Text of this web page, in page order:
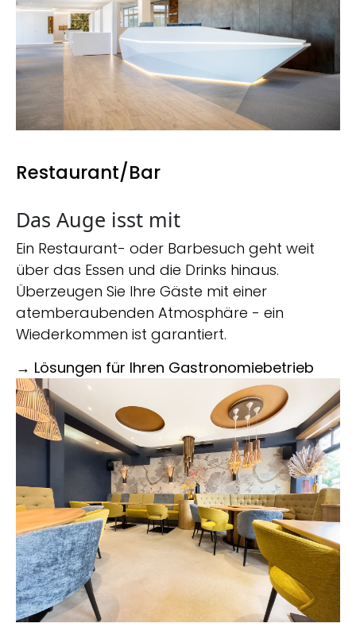
Restaurant/Bar
Das Auge isst mit
Ein Restaurant- oder Barbesuch geht weit
über das Essen und die Drinks hinaus.
Überzeugen Sie Ihre Gäste mit einer
atemberaubenden Atmosphäre - ein
Wiederkommen ist garantiert.
→ Lösungen für Ihren Gastronomiebetrieb